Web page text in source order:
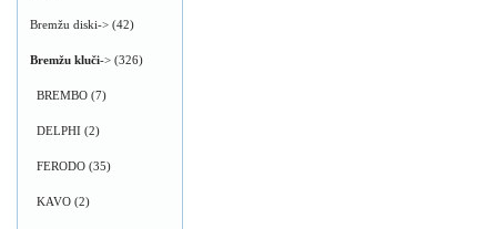
Bremžu diski-> (42)
Bremžu kluči-> (326)
BREMBO (7)
DELPHI (2)
FERODO (35)
KAVO (2)